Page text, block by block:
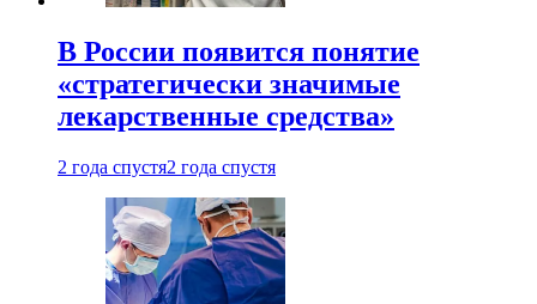
В России появится понятие
«стратегически значимые
лекарственные средства»
2 года спустя2 года спустя